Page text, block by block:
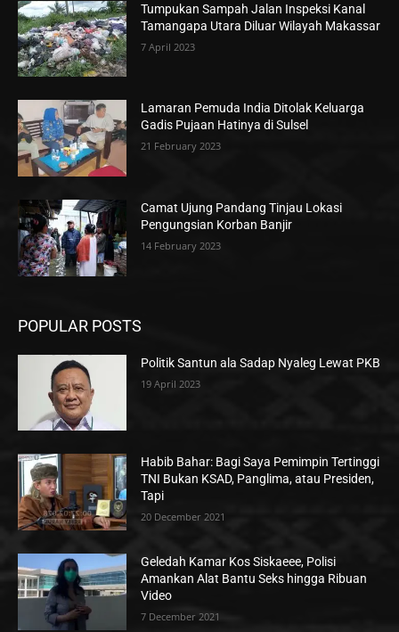
Tumpukan Sampah Jalan Inspeksi Kanal
Tamangapa Utara Diluar Wilayah Makassar
7 April 2023
Lamaran Pemuda India Ditolak Keluarga
Gadis Pujaan Hatinya di Sulsel
21 February 2023
Camat Ujung Pandang Tinjau Lokasi
Pengungsian Korban Banjir
14 February 2023
POPULAR POSTS
Politik Santun ala Sadap Nyaleg Lewat PKB
19 April 2023
Habib Bahar: Bagi Saya Pemimpin Tertinggi
TNI Bukan KSAD, Panglima, atau Presiden,
Tapi
20 December 2021
Geledah Kamar Kos Siskaeee, Polisi
Amankan Alat Bantu Seks hingga Ribuan
Video
7 December 2021